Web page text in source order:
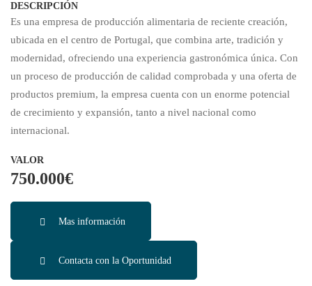
de
alimentos
–
750.000€
DESCRIPCIÓN
Es una empresa de producción alimentaria de reciente creación,
ubicada en el centro de Portugal, que combina arte, tradición y
modernidad, ofreciendo una experiencia gastronómica única. Con
un proceso de producción de calidad comprobada y una oferta de
productos premium, la empresa cuenta con un enorme potencial
de crecimiento y expansión, tanto a nivel nacional como
internacional.
VALOR
750.000€
Mas información
Contacta con la Oportunidad